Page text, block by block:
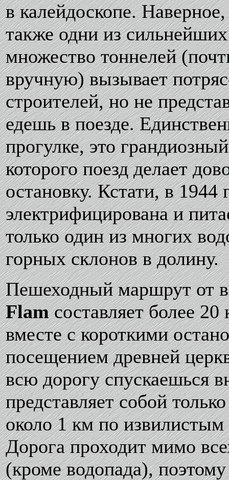
в калейдоскопе.
также одни из
множество тоннелей
вручную) вызывает
строителей, но не
едешь в поезде.
прогулке, это
которого поезд делает
остановку. Кстати, в 1944
электрифицирована и
только один из многих
горных склонов в долину.
Пешеходный маршрут от
Flamсоставляет более
вместе с короткими
посещением древней
всю дорогу спускаешься
представляет собой
около 1 км по
Дорога проходит мимо
(кроме водопада),